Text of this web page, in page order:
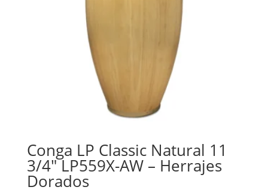
Conga LP Classic Natural 11
3/4″ LP559X-AW – Herrajes
Dorados